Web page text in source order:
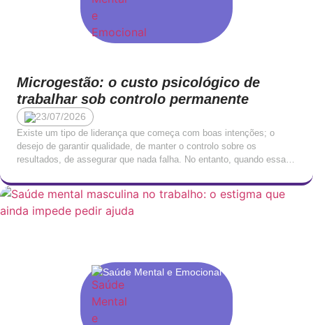
Microgestão: o custo psicológico de
trabalhar sob controlo permanente
23/07/2026
Existe um tipo de liderança que começa com boas intenções; o
desejo de garantir qualidade, de manter o controlo sobre os
resultados, de assegurar que nada falha. No entanto, quando essa
transforma-se em algo com consequências profundamente negativas
para quem trabalha sob ela. A microgestão, o padrão de […]
Saúde Mental e Emocional